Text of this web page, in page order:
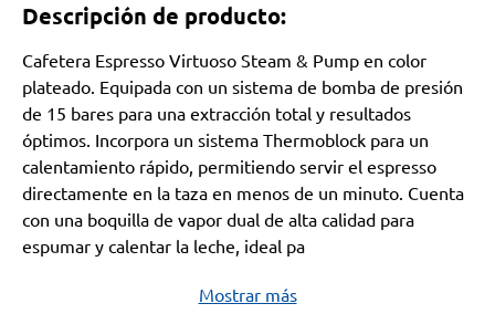
Descripción de producto:
Cafetera Espresso Virtuoso Steam & Pump en color
plateado. Equipada con un sistema de bomba de presión
de 15 bares para una extracción total y resultados
óptimos. Incorpora un sistema Thermoblock para un
calentamiento rápido, permitiendo servir el espresso
directamente en la taza en menos de un minuto. Cuenta
con una boquilla de vapor dual de alta calidad para
espumar y calentar la leche, ideal pa
Mostrar más